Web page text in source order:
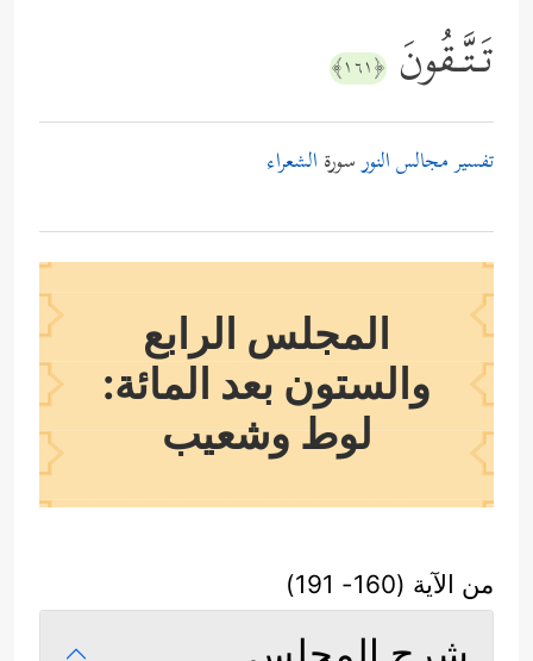
تَـتَّـقُونَ ﴿١٦١﴾
تفسير مجالس النورسورة الشعراء
المجلس الرابع
والستون بعد المائة:
لوط وشعيب
من الآية (160- 191)